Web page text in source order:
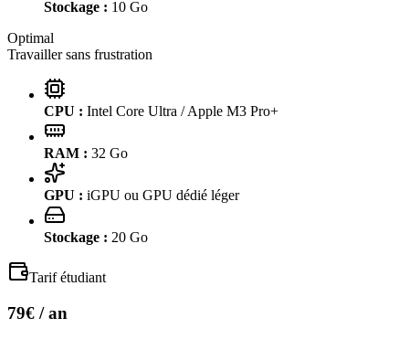
Stockage : 10 Go
Optimal
Travailler sans frustration
CPU : Intel Core Ultra / Apple M3 Pro+
RAM : 32 Go
GPU : iGPU ou GPU dédié léger
Stockage : 20 Go
Tarif étudiant
79€ / an